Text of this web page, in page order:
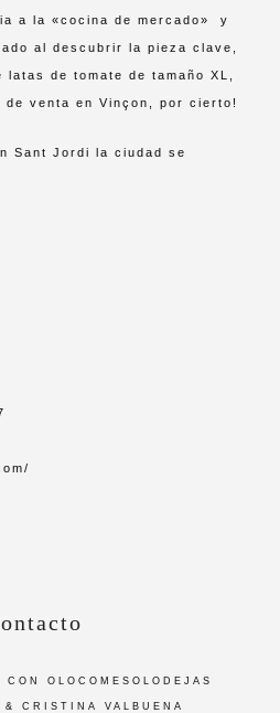
a la «cocina de mercado» y
al descubrir la pieza clave,
de tomate de tamaño XL,
venta en Vinçon, por cierto!
Sant Jordi la ciudad se
OLOCOMESOLODEJAS
CRISTINA VALBUENA